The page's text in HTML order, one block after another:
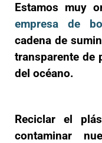
Estamos muy
empresa de
cadena de
transparente de
del océano.
Reciclar el
contaminar